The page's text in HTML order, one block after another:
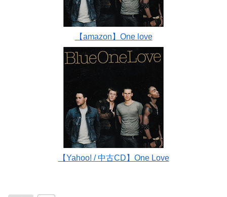
【amazon】One love
【Yahoo! / 中古CD】One Love